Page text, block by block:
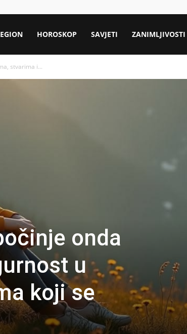
HOROSKOP SAVJETI ZANIMLJIVOSTI
stvarima i...
onda
u
koji se